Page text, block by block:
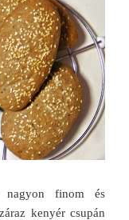
nagyon finom és
kenyér csupán